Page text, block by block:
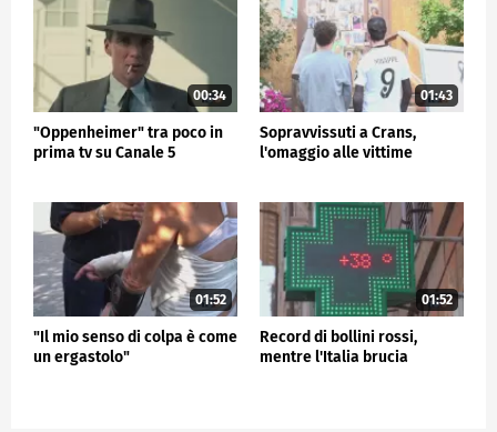
00:34
"Oppenheimer" tra poco in
prima tv su Canale 5
01:43
Sopravvissuti a Crans,
l'omaggio alle vittime
01:52
"Il mio senso di colpa è come
un ergastolo"
01:52
Record di bollini rossi,
mentre l'Italia brucia